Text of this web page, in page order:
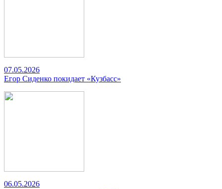
07.05.2026
Егор Сиденко покидает «Кузбасс»
06.05.2026